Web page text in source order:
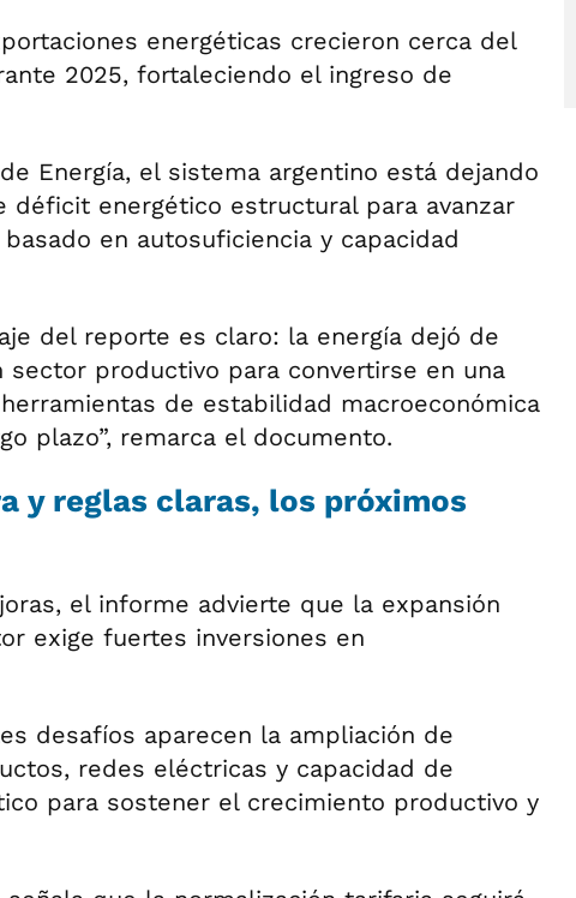
energéticas crecieron cerca del
2025, fortaleciendo el ingreso de
Energía, el sistema argentino está dejando
déficit energético estructural para avanzar
en autosuficiencia y capacidad
del reporte es claro: la energía dejó de
sector productivo para convertirse en una
de estabilidad macroeconómica
plazo”, remarca el documento.
y reglas claras, los próximos
el informe advierte que la expansión
exige fuertes inversiones en
desafíos aparecen la ampliación de
redes eléctricas y capacidad de
para sostener el crecimiento productivo y